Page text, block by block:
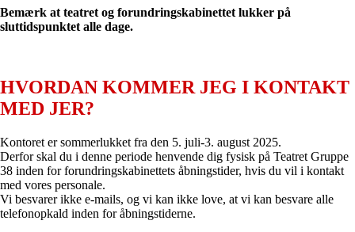
Bemærk at teatret og forundringskabinettet lukker på
sluttidspunktet alle dage.
HVORDAN KOMMER JEG I KONTAKT
MED JER?
Kontoret er sommerlukket fra den 5. juli-3. august 2025.
Derfor skal du i denne periode henvende dig fysisk på Teatret Gruppe
38 inden for forundringskabinettets åbningstider, hvis du vil i kontakt
med vores personale.
Vi besvarer ikke e-mails, og vi kan ikke love, at vi kan besvare alle
telefonopkald inden for åbningstiderne.